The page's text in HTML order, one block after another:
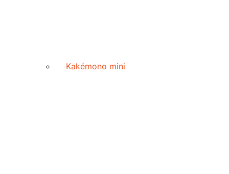
Kakémono mini